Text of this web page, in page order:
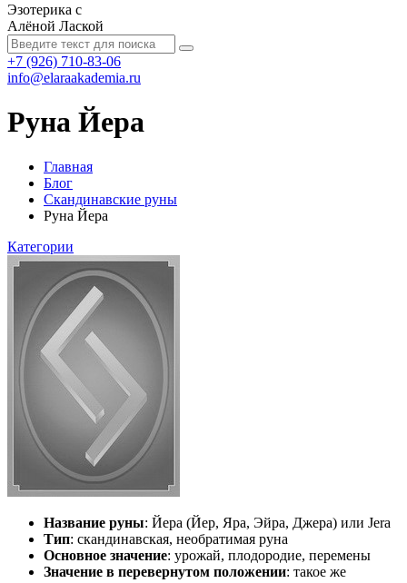
Эзотерика с
Алёной Лаской
+7 (926) 710-83-06
info@elaraakademia.ru
Руна Йера
Главная
Блог
Скандинавские руны
Руна Йера
Категории
Название руны: Йера (Йер, Яра, Эйра, Джера) или Jera
Тип: скандинавская, необратимая руна
Основное значение: урожай, плодородие, перемены
Значение в перевернутом положении: такое же